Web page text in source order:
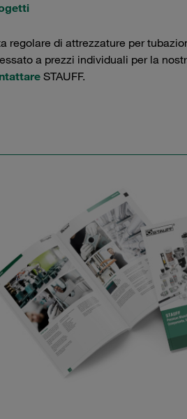
regolare di attrezzature per
a prezzi individuali per la
STAUFF.